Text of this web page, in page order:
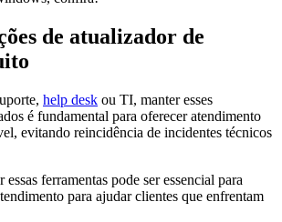
de atualizador de
help desk ou TI, manter esses
é fundamental para oferecer atendimento
evitando reincidência de incidentes técnicos
ferramentas pode ser essencial para
para ajudar clientes que enfrentam